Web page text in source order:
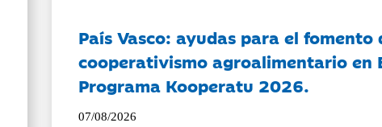
País Vasco: ayudas para el fomento
cooperativismo agroalimentario en
Programa Kooperatu 2026.
07/08/2026